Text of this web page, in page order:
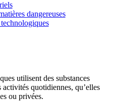
dangereuses
utilisent des substances
quotidiennes, qu’elles
ou privées.